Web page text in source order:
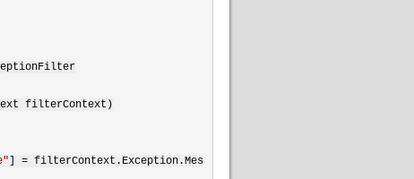
filterContext)
" = filterContext.Exception.Mes